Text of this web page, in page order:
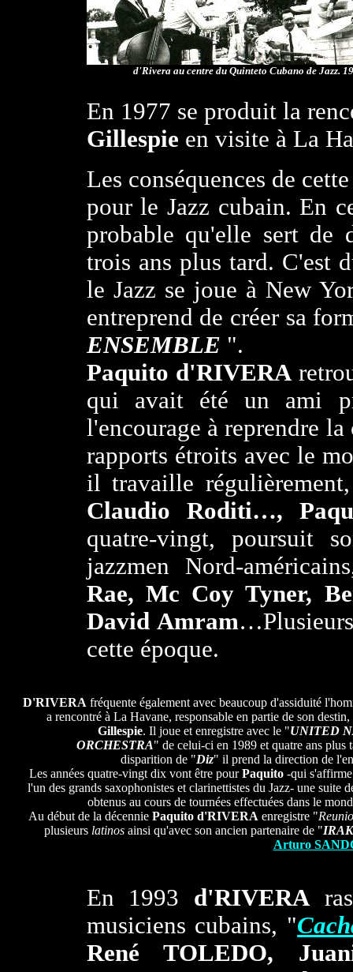
d'Rivera au centre du Quinteto Cubano de Jazz.
En 1977 se produit la
Gillespie en visite à La
Les conséquences de
pour le Jazz cubain. En
probable qu'elle sert de
trois ans plus tard. C'est
le Jazz se joue à New
entreprend de créer sa
ENSEMBLE ".
Paquito d'RIVERA
qui avait été un ami
l'encourage à reprendre
rapports étroits avec le
il travaille
Claudio Roditi…,
quatre-vingt, poursuit
jazzmen Nord-
Rae, Mc Coy Tyner,
David Amram
cette époque.
D'RIVERA fréquente également avec beaucoup d'assiduité
a rencontré à La Havane, responsable en partie de son
Gillespie. Il joue et enregistre avec le "UNITED
ORCHESTRA" de celui-ci en 1989 et quatre ans plus
disparition de "Diz" il prend la direction de
Les années quatre-vingt dix vont être pourPaquito-qui s'affirme
l'un des grands saxophonistes et clarinettistes du Jazz- une suite
obtenus au cours de tournées effectuées dans le
Au début de la décennie Paquito d'RIVERA enregistre "
plusieurs latinosainsi qu'avec son ancien partenaire de "
Arturo
En 1993 d'RIVERA
musiciens cubains, "
René TOLEDO,